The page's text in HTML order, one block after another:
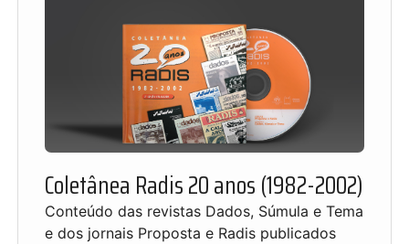
Coletânea Radis 20 anos (1982-2002)
Conteúdo das revistas Dados, Súmula e Tema
e dos jornais Proposta e Radis publicados